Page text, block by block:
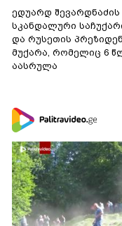
ედუარდ შევარდნაძის
სკანდალური
და რუსეთის
მუქარა, რომელიც 6
აასრულა